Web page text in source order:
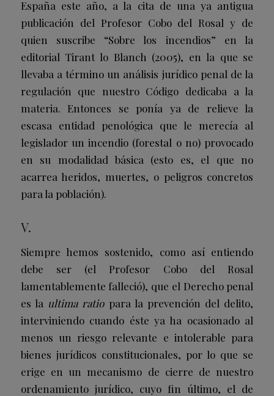
España este año, a la cita de una ya antigua
publicación del Profesor Cobo del Rosal y de
quien suscribe “Sobre los incendios” en la
editorial Tirant lo Blanch (2005), en la que se
llevaba a término un análisis jurídico penal de la
regulación que nuestro Código dedicaba a la
materia. Entonces se ponía ya de relieve la
escasa entidad penológica que le merecía al
legislador un incendio (forestal o no) provocado
en su modalidad básica (esto es, el que no
acarrea heridos, muertes, o peligros concretos
para la población).
V.
Siempre hemos sostenido, como así entiendo
debe ser (el Profesor Cobo del Rosal
lamentablemente falleció), que el Derecho penal
es la ultima ratio para la prevención del delito,
interviniendo cuando éste ya ha ocasionado al
menos un riesgo relevante e intolerable para
bienes jurídicos constitucionales, por lo que se
erige en un mecanismo de cierre de nuestro
ordenamiento jurídico, cuyo fin último, el de